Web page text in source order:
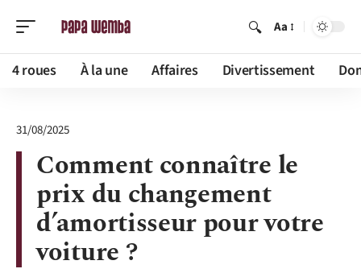
Aa
4 roues À la une Affaires Divertissement
31/08/2025
Comment connaître le
prix du changement
d’amortisseur pour votre
voiture ?